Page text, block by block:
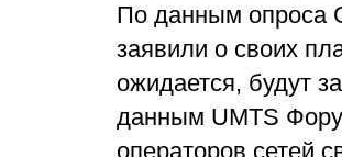
По данным опроса
заявили о своих
ожидается, будут
данным UMTS
операторов сетей